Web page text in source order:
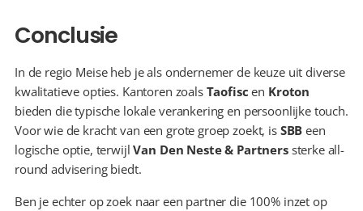
Conclusie
In de regio Meise heb je als ondernemer de keuze uit diverse
kwalitatieve opties. Kantoren zoals Taofisc en Kroton
bieden die typische lokale verankering en persoonlijke touch.
Voor wie de kracht van een grote groep zoekt, is SBB een
logische optie, terwijl Van Den Neste & Partners sterke all-
round advisering biedt.
Ben je echter op zoek naar een partner die 100% inzet op